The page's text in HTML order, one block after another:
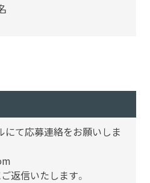
にて応募連絡をお願いしま
返信いたします。